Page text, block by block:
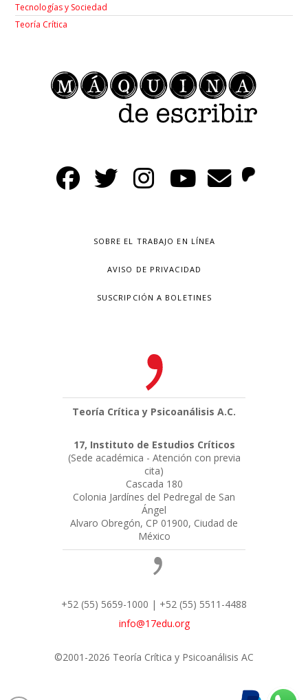
Tecnologías y Sociedad
Teoría Crítica
SOBRE EL TRABAJO EN LÍNEA
AVISO DE PRIVACIDAD
SUSCRIPCIÓN A BOLETINES
Teoría Crítica y Psicoanálisis A.C.
17, Instituto de Estudios Críticos
(Sede académica - Atención con previa
cita)
Cascada 180
Colonia Jardínes del Pedregal de San
Ángel
Alvaro Obregón, CP 01900, Ciudad de
México
+52 (55) 5659-1000 | +52 (55) 5511-4488
info@17edu.org
©2001-2026 Teoría Crítica y Psicoanálisis AC